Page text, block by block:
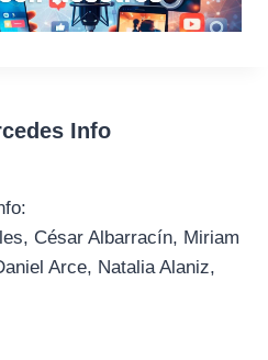
Info
César Albarracín, Miriam
Arce, Natalia Alaniz,